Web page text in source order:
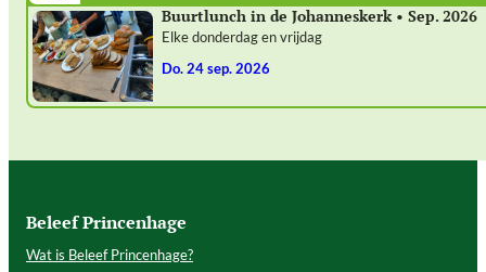
Buurtlunch in de Johanneskerk • Sep. 2026
Elke donderdag en vrijdag
do. 24 sep. 2026
Beleef Princenhage
Wat is Beleef Princenhage?